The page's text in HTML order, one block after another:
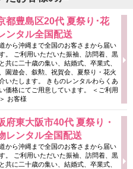
都豊島区20代 夏祭り･花
ンタル全国配送
から沖縄まで全国のお客さまから届い
。 ご利用いただいた振袖、訪問着、黒
共に二十歳の集い、結婚式、卒業式、
園遊会、叙勲、祝賀会、夏祭り・花火
いたします。 きものレンタルわらくあ
価格にてご用意しています。 ＜ご利用
お客様
府東大阪市40代 夏祭り・
レンタル全国配送
から沖縄まで全国のお客さまから届い
。 ご利用いただいた振袖、訪問着、黒
共に二十歳の集い、結婚式、卒業式、